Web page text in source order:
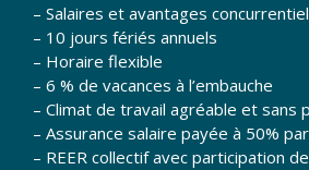
– Salaires et avantages
– 10 jours fériés annuels
– Horaire flexible
– 6 % de vacances à l’embauche
– Climat de travail agréable et sans
– Assurance salaire payée à 50%
– REER collectif avec participation